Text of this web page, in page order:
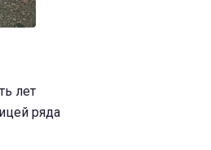
лет
ряда